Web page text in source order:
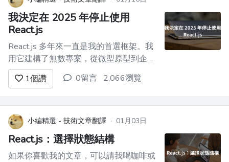
的 Reac...
我決定在 2025 年停止使用
React.js
React.js 多年來一直是我的首選框架。我
用它建構了無數專案，從微型原型到企業
級應用程式。這是一趟充滿學習、深夜除
錯以及交付出色功能的滿足感的旅程。但
在 2025 年，我做出了一個決定：我將放
棄 React。 這不是「React 已死」的咆哮
（劇透：事實並非如此）。這更像是對為
什麼曾經感覺...
1個讚 0留言 2,066瀏覽
小編精選 - 技術文章翻譯 · 01月03日
React.js：選擇狀態結構
如果你喜歡我的文章，可以請我喝咖啡或